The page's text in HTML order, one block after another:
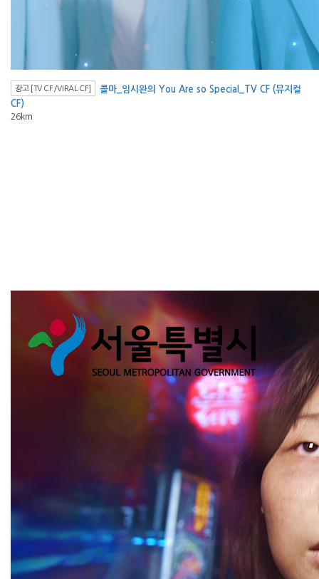
광고 [TV CF/VIRAL CF]
콜마_임시완의 You Are so Special_TV CF (뮤지컬
CF)
26km